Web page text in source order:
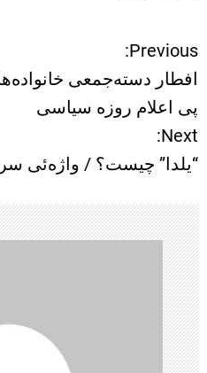
ر
ه
ر
ی
ن
و
Previous:
افطار دسته‌جمعی
پی اعلام روزه سیاسی
Next:
“یلدا” چیست؟ / واژه‌ئی